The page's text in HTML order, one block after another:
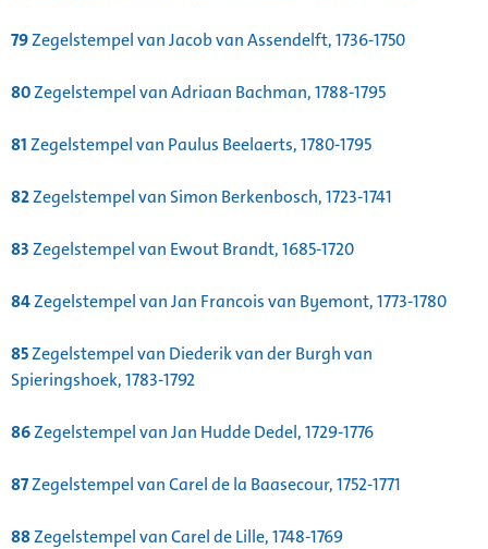
79Zegelstempel van Jacob van Assendelft, 1736-1750
80Zegelstempel van Adriaan Bachman, 1788-1795
81Zegelstempel van Paulus Beelaerts, 1780-1795
82Zegelstempel van Simon Berkenbosch, 1723-1741
83Zegelstempel van Ewout Brandt, 1685-1720
84Zegelstempel van Jan Francois van Byemont, 1773-1780
85Zegelstempel van Diederik van der Burgh van
Spieringshoek, 1783-1792
86Zegelstempel van Jan Hudde Dedel, 1729-1776
87Zegelstempel van Carel de la Baasecour, 1752-1771
88Zegelstempel van Carel de Lille, 1748-1769